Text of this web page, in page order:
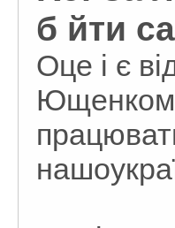
б йти
Оце і є
Ющенком